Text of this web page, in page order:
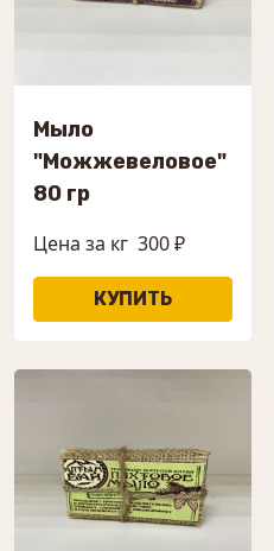
Мыло
"Можжевеловое"
80 гр
Цена за кг 300 ₽